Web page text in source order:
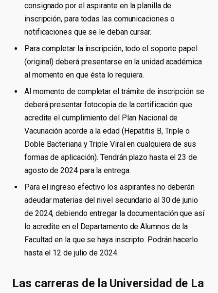
consignado por el aspirante en la planilla de
inscripción, para todas las comunicaciones o
notificaciones que se le deban cursar.
Para completar la inscripción, todo el soporte papel
(original) deberá presentarse en la unidad académica
al momento en que ésta lo requiera.
Al momento de completar el trámite de inscripción se
deberá presentar fotocopia de la certificación que
acredite el cumplimiento del Plan Nacional de
Vacunación acorde a la edad (Hepatitis B, Triple o
Doble Bacteriana y Triple Viral en cualquiera de sus
formas de aplicación). Tendrán plazo hasta el 23 de
agosto de 2024 para la entrega.
Para el ingreso efectivo los aspirantes no deberán
adeudar materias del nivel secundario al 30 de junio
de 2024, debiendo entregar la documentación que así
lo acredite en el Departamento de Alumnos de la
Facultad en la que se haya inscripto. Podrán hacerlo
hasta el 12 de julio de 2024.
Las carreras de la Universidad de La